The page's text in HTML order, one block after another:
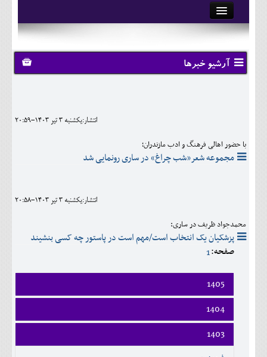
آرشیو
تماس با ما
وبلاگ
کلینیک
فرهنگی و هنری
اقتصادی
آرشیو خبرها
انتشار:يکشنبه 3 تير 1403-20:59
با حضور اهالی فرهنگ و ادب مازندران؛
مجموعه شعر«شب چراغ» در ساری رونمایی شد
انتشار:يکشنبه 3 تير 1403-20:58
محمدجواد ظریف در ساری:
پزشکیان یک انتخاب است/مهم است در پاستور چه کسی بنشیند
صفحه:1
1405
فروردين
ارديبهشت
خرداد
تير
1404
فروردين
ارديبهشت
1403